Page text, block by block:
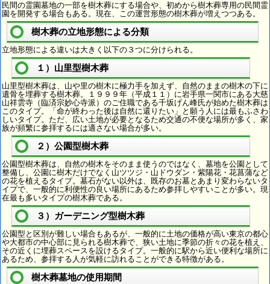
民間の霊園墓地の一部を樹木葬にする場合や、初めから樹木葬専用の民間霊
園を開発する場合もある。現在、この運営形態の樹木葬が増えつつある。
樹木葬の立地形態による分類
立地形態による違いは大きく以下の３つに分けられる。
１）山里型樹木葬
山里型樹木葬は、山や里の樹木に極力手を加えず、自然のままの樹木の下に
遺骨を埋葬する樹木葬。１９９９年（平成１１）に岩手県一関市にある大慈
山祥雲寺（臨済宗妙心寺派）のご住職である千坂げん峰氏が始めた樹木葬は
このタイプ。「命が終わった後は自然に還りたい」と願う人には最もふさわ
しいタイプ。ただ、広い土地が必要となるため交通の不便な場所が多く、家
族が頻繁に参拝するには適さない場合が多い。
２）公園型樹木葬
公園型樹木葬は、自然の樹木をそのまま使うのではなく、墓地を公園として
整備し、公園に樹木だけでなく山ツツジ・山ドウダン・紫陽花・花菖蒲など
の花を植えるタイプ。墓石がない以外は、既存のお墓とあまり変わらないタ
イプで、一般的に利便性の良い場所にあるため参拝しやすいことが多い。現
在最も多いタイプの樹木葬である。
３）ガーデニング型樹木葬
公園型と区別が難しい場合もあるが、一般的に土地の価格が高い東京の都心
や大都市の中心部に見られる樹木葬で、狭い土地に季節の折々の花を植え、
その近くに埋葬スペースを設けるタイプ。一般的に駅から近い便利な場所に
あるため、参拝する人が気軽に訪れることができる特徴がある。
樹木葬墓地の使用期間